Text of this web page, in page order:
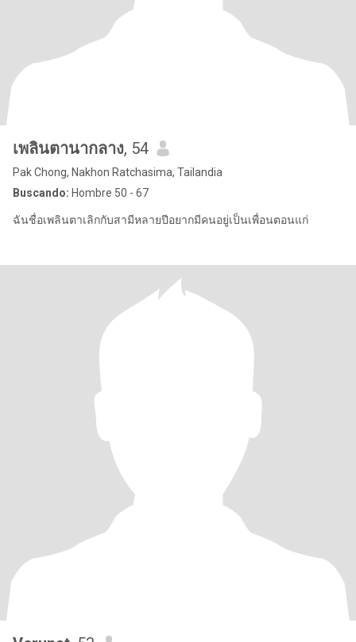
เพลินตา​นากลาง, 54
Pak Chong, Nakhon Ratchasima, Tailandia
Buscando: Hombre 50 - 67
ฉันชื่อเพลินตาเลิกกับสามีหลายปีอยากมีคนอยู่เป็นเพื่อนตอนแก่